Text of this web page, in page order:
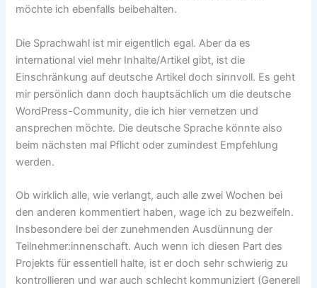
möchte ich ebenfalls beibehalten.
Die Sprachwahl ist mir eigentlich egal. Aber da es
international viel mehr Inhalte/Artikel gibt, ist die
Einschränkung auf deutsche Artikel doch sinnvoll. Es geht
mir persönlich dann doch hauptsächlich um die deutsche
WordPress-Community, die ich hier vernetzen und
ansprechen möchte. Die deutsche Sprache könnte also
beim nächsten mal Pflicht oder zumindest Empfehlung
werden.
Ob wirklich alle, wie verlangt, auch alle zwei Wochen bei
den anderen kommentiert haben, wage ich zu bezweifeln.
Insbesondere bei der zunehmenden Ausdünnung der
Teilnehmer:innenschaft. Auch wenn ich diesen Part des
Projekts für essentiell halte, ist er doch sehr schwierig zu
kontrollieren und war auch schlecht kommuniziert (Generell